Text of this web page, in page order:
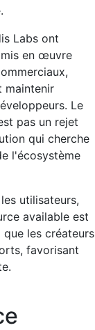
Labs ont
en œuvre
maintenir
Le
pas un rejet
qui cherche
l'écosystème
utilisateurs,
available est
les créateurs
favorisant